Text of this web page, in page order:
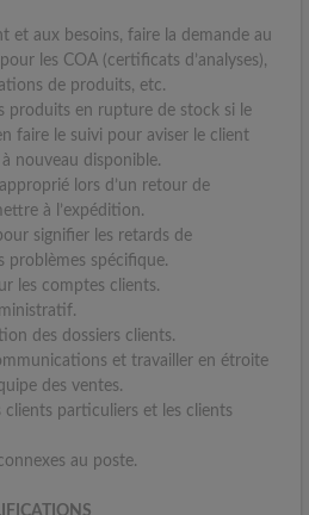
et aux besoins, faire la demande au
les COA (certificats d’analyses),
de produits, etc.
produits en rupture de stock si le
faire le suivi pour aviser le client
nouveau disponible.
lors d’un retour de
à l’expédition.
signifier les retards de
problèmes spécifique.
les comptes clients.
des dossiers clients.
et travailler en étroite
des ventes.
particuliers et les clients
au poste.